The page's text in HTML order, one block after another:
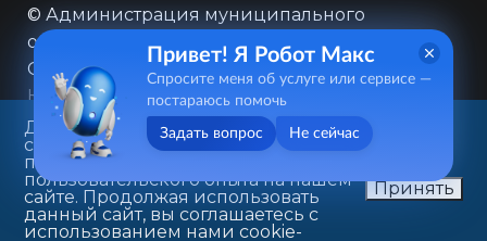
© Администрация муниципального
образования городского округа «Город
Саратов»
Контакты
Карта сайта
Политика в отношении обработки
персональных данных
410031, г. Саратов, ул. Первомайская, д. 78
+7(8452)26-02-49
Данный веб-сайт использует
cookie-файлы в целях
предоставления вам лучшего
пользовательского опыта на нашем
сайте. Продолжая использовать
данный сайт, вы соглашаетесь с
использованием нами cookie-
Принять
Привет! Я Робот Макс
Спросите меня об услуге или сервисе —
постараюсь помочь
Задать вопрос Не сейчас